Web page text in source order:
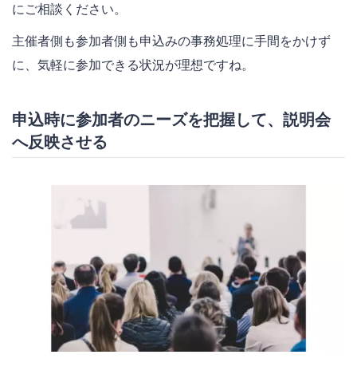
にご相談ください。
主催者側も参加者側も申込みの事務処理に手間をかけず
に、気軽に参加できる状況が理想ですね。
申込時に参加者のニーズを把握して、説明会
へ反映させる